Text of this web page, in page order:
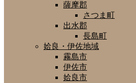
薩摩郡
さつま町
出水郡
長島町
姶良・伊佐地域
霧島市
伊佐市
姶良市